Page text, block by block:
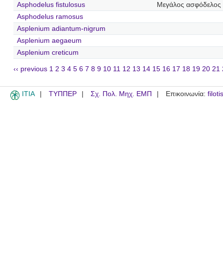
Asphodelus fistulosus
Μεγάλος ασφόδελος
Asphodelus ramosus
Asplenium adiantum-nigrum
Asplenium aegaeum
Asplenium creticum
‹‹ previous 1 2 3 4 5 6 7 8 9 10 11 12 13 14 15 16 17 18 19 20 21
ITIA ΤΥΠΠΕΡ Σχ. Πολ. Μηχ. ΕΜΠ Επικοινωνία: